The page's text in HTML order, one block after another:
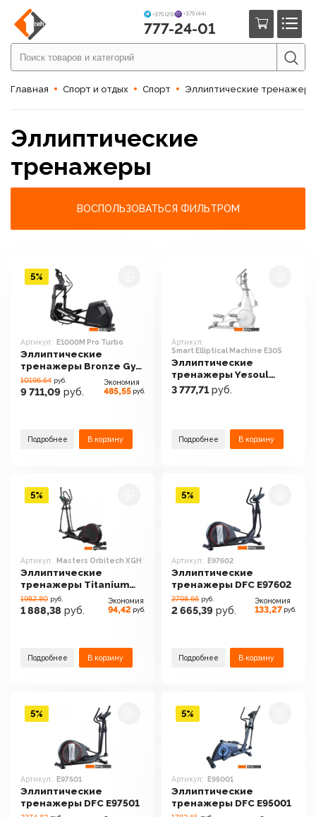
+375 (29) +375 (44)
777-24-01
Главная Спорт и отдых Спорт Эллиптические тренажеры
Эллиптические
тренажеры
ВОСПОЛЬЗОВАТЬСЯ ФИЛЬТРОМ
Артикул: E1000M Pro Turbo
Эллиптические
тренажеры Bronze Gym
E1000M Pro Turbo
10196.64 руб.
9 711,09 руб.
Экономия
485,55 руб.
Подробнее В корзину
5%
Артикул:
Smart Elliptical Machine E30S
Эллиптические
тренажеры Yesoul
Smart Elliptical Machine
3 777,71 руб.
Подробнее В корзину
Артикул: Masters Orbitech XGH
Эллиптические
тренажеры Titanium
Masters Orbitech XGH
1982.80 руб.
1 888,38 руб.
Экономия
94,42 руб.
Подробнее В корзину
5%
Артикул: E97602
Эллиптические
тренажеры DFC E97602
2798.66 руб.
2 665,39 руб.
Экономия
133,27 руб.
Подробнее В корзину
5%
Артикул: E97501
Эллиптические
тренажеры DFC E97501
5%
Артикул: E95001
Эллиптические
тренажеры DFC E95001
5%